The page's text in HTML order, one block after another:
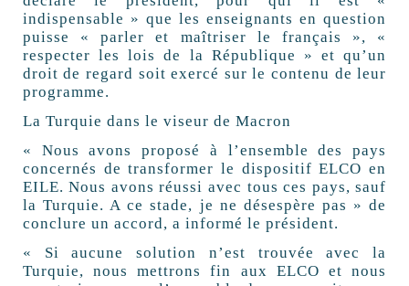
indispensable » que les enseignants en question
puisse « parler et maîtriser le français », «
respecter les lois de la République » et qu’un
droit de regard soit exercé sur le contenu de leur
programme.
La Turquie dans le viseur de Macron
« Nous avons proposé à l’ensemble des pays
concernés de transformer le dispositif ELCO en
EILE. Nous avons réussi avec tous ces pays, sauf
la Turquie. A ce stade, je ne désespère pas » de
conclure un accord, a informé le président.
« Si aucune solution n’est trouvée avec la
Turquie, nous mettrons fin aux ELCO et nous